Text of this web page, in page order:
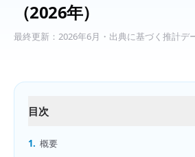
（2026年）
最終更新： 2026年6月 ・出典に基づく推計デ
目次
1. 概要